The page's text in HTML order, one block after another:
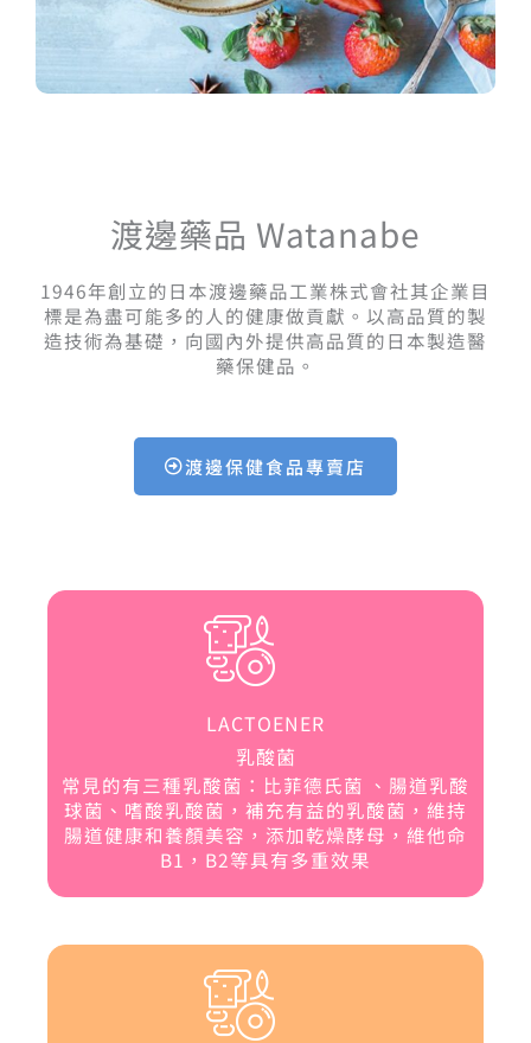
渡邊藥品 Watanabe
1946年創立的日本渡邊藥品工業株式會社其企業目
標是為盡可能多的人的健康做貢獻。以高品質的製
造技術為基礎，向國內外提供高品質的日本製造醫
藥保健品。
渡邊保健食品專賣店
LACTOENER
乳酸菌
常見的有三種乳酸菌：比菲德氏菌 、腸道乳酸
球菌、嗜酸乳酸菌，補充有益的乳酸菌，維持
腸道健康和養顏美容，添加乾燥酵母，維他命
B1，B2等具有多重效果